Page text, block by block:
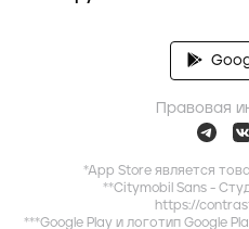
Правовая
*App Store является
**Citymobil Sans -
https://
***Google Play и логотип Google